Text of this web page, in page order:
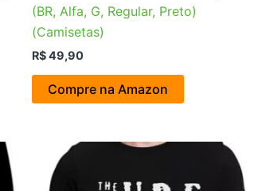
(BR, Alfa, G, Regular, Preto)
(Camisetas)
R$49,90
Compre na Amazon